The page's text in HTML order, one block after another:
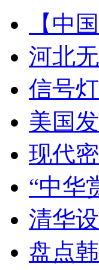
【中
河北
信号
美国
现代
“中华
清华
盘点